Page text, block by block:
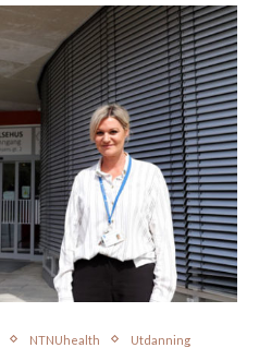
NTNUhealth Utdanning